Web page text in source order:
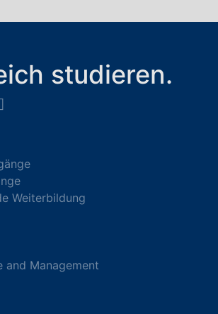
studieren.
Weiterbildung
and Management